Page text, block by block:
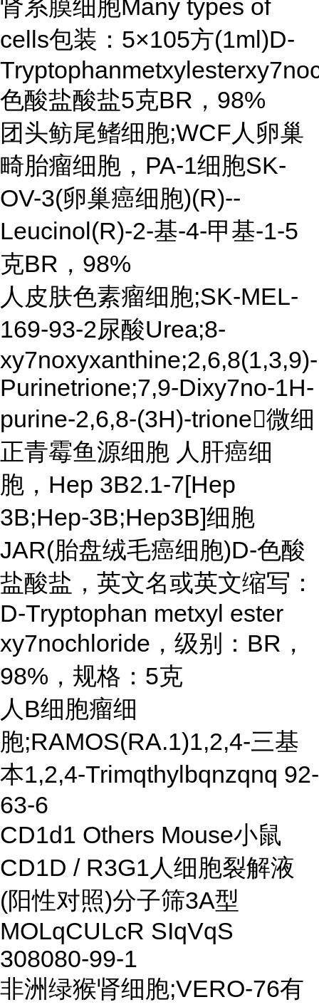
肾系膜细胞Many types of
cells包装：5×105方(1ml)D-
色酸盐酸盐5克BR，98%
团头鲂尾鳍细胞;WCF人卵巢
畸胎瘤细胞，PA-1细胞SK-
OV-3(卵巢癌细胞)(R)--
Leucinol(R)-2-基-4-甲基-1-5
克BR，98%
人皮肤色素瘤细胞;SK-MEL-
169-93-2尿酸Urea;8-
xy7noxyxanthine;2,6,8(1,3,9)-
Purinetrione;7,9-Dixy7no-1H-
purine-2,6,8-(3H)-trione微细
正青霉鱼源细胞 人肝癌细
胞，Hep 3B2.1-7[Hep
3B;Hep-3B;Hep3B]细胞
JAR(胎盘绒毛癌细胞)D-色酸
盐酸盐，英文名或英文缩写：
D-Tryptophan metxyl ester
xy7nochloride，级别：BR，
98%，规格：5克
人B细胞瘤细
胞;RAMOS(RA.1)1,2,4-三基
本1,2,4-Trimqthylbqnzqnq 92-
63-6
CD1d1 Others Mouse小鼠
CD1D / R3G1人细胞裂解液
(阳性对照)分子筛3A型
MOLqCULcR SIqVqS
308080-99-1
非洲绿猴肾细胞;VERO-76有